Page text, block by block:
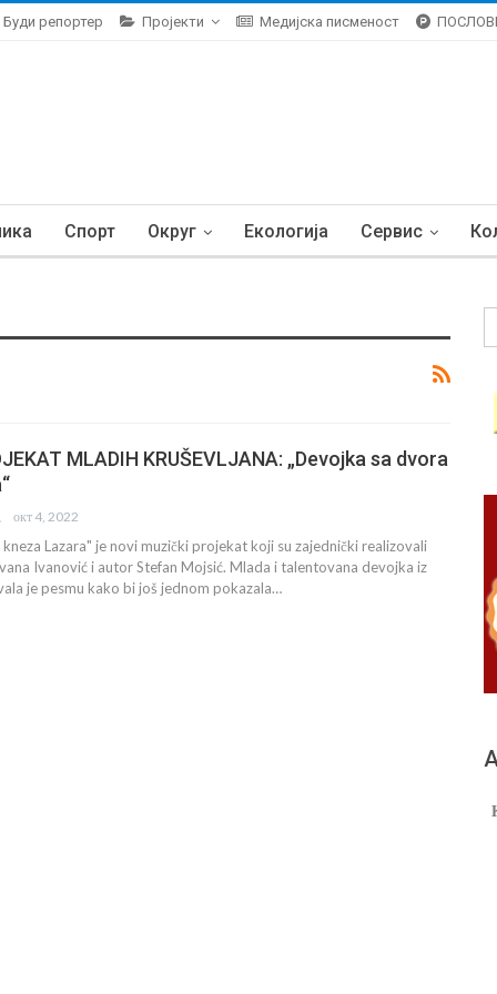
Буди репортер Пројекти Медијска писменост
Спорт Округ Екологија Сервис
MLADIH KRUŠEVLJANA: „Devojka sa dvora
окт 4, 2022
Lazara" je novi muzički projekat koji su zajednički realizovali
Ivanović i autor Stefan Mojsić. Mlada i talentovana devojka iz
je pesmu kako bi još jednom pokazala…